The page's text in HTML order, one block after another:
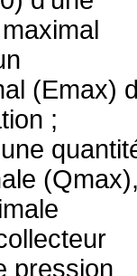
(Emax)
;
pression